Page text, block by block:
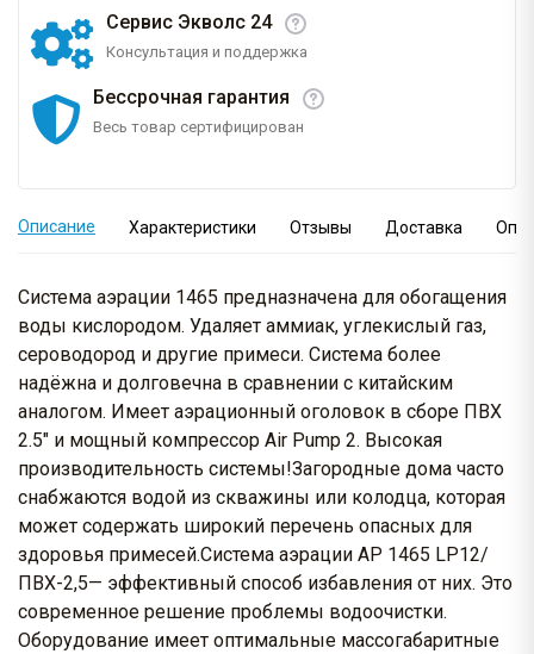
Сервис Экволс 24
Консультация и поддержка
Бессрочная гарантия
Весь товар сертифицирован
Описание Характеристики Отзывы Доставка
Система аэрации 1465 предназначена для обогащения
воды кислородом. Удаляет аммиак, углекислый газ,
сероводород и другие примеси. Система более
надёжна и долговечна в сравнении с китайским
аналогом. Имеет аэрационный оголовок в сборе ПВХ
2.5" и мощный компрессор Air Pump 2. Высокая
производительность системы!Загородные дома часто
снабжаются водой из скважины или колодца, которая
может содержать широкий перечень опасных для
здоровья примесей.Система аэрации AP 1465 LP12/
ПВХ-2,5— эффективный способ избавления от них. Это
современное решение проблемы водоочистки.
Оборудование имеет оптимальные массогабаритные